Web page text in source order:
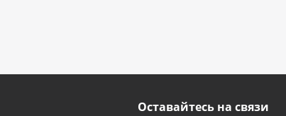
Оставайтесь на связи